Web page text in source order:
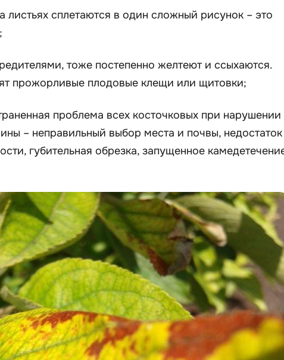
листьях сплетаются в один сложный рисунок – это
тоже постепенно желтеют и ссыхаются.
прожорливые плодовые клещи или щитовки;
проблема всех косточковых при нарушении
– неправильный выбор места и почвы, недостаток
губительная обрезка, запущенное